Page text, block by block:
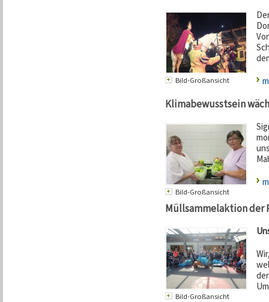
Bild-Großansicht
Klimabewusstsein
Bild-Großansicht
Müllsammelaktion der
Bild-Großansicht